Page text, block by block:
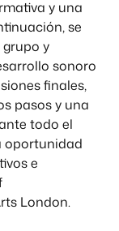
y una
se
y
sonoro
finales,
pasos y una
todo el
oportunidad
e
London.